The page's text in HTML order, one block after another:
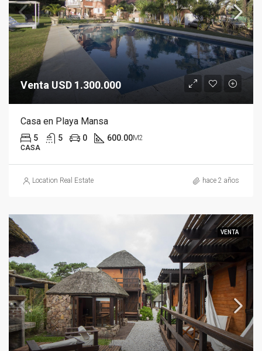
Venta USD 1.300.000
Casa en Playa Mansa
5 5 0 600.00M2
CASA
Location Real Estate hace 2 años
VENTA